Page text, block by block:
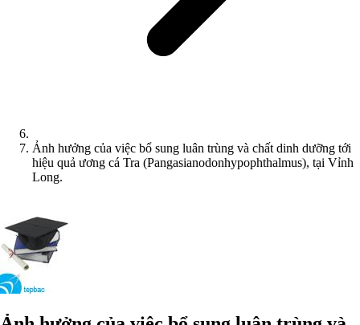
Ảnh hưởng của việc bổ sung luân trùng và chất dinh dưỡng tới
hiệu quả ương cá Tra (Pangasianodonhypophthalmus), tại Vỉnh
Long.